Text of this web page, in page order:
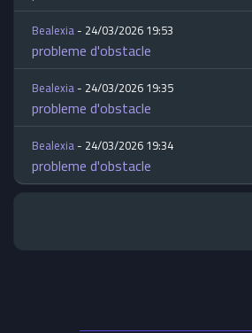
Bealexia- 24/03/2026 19:53
probleme d'obstacle
Bealexia- 24/03/2026 19:35
probleme d'obstacle
Bealexia- 24/03/2026 19:34
probleme d'obstacle